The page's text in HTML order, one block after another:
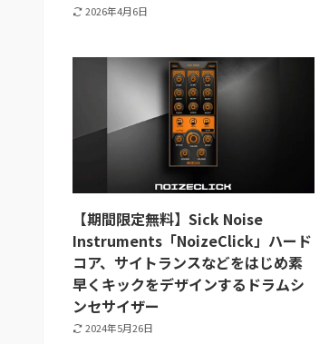
2026年4月6日
【期間限定無料】Sick Noise
Instruments「NoizeClick」ハード
コア、サイトランスなどをはじめ素
早くキックをデザインするドラムシ
ンセサイザー
2024年5月26日